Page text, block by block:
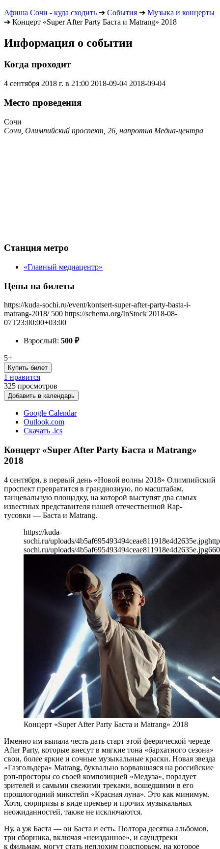
Афиша Сочи - куда сходить ➔ События ➔ Музыка и концерты
➔ Концерт «Super After Party Баста и Matrang» 2018
Информация о событии
Когда проходит
4 сентября 2018 г. в 21:00 2018-09-04 2018-09-04
Место проведения
Сочи
Сочи, Олимпийский проспект, 26, напротив Медиа-центра
Станция метро
«Главный медиацентр»
Цены на билеты
https://kuda-sochi.ru/event/kontsert-super-after-party-basta-i-
matrang-2018/ 500 https://schema.org/InStock 2018-08-
07T23:00:00+03:00
Взрослый: 500 ₽
5+
Купить билет
1 нравится
325 просмотров
Добавить в календарь
Google Calendar
Outlook.com
Скачать .ics
Концерт «Super After Party Баста и Matrang»
2018
4 сентября, в первый день «Новой волны 2018» Олимпийский
проспект превратится в грандиозную, по масштабам,
танцевальную площадку, на которой выступят два самых
известных представителя нашей отечественной Rap-
тусовки — Баста и Matrang.
https://kuda-
sochi.ru/uploads/4b5af695493494ceae811918e4d2635e.jpg
sochi.ru/uploads/4b5af695493494ceae811918e4d2635e.jpg660
Концерт «Super After Party Баста и Matrang» 2018
Именно им выпала честь дать старт этой феерической череде
After Party, которые внесут в мягкие тона «бархатного сезона»
свои, более яркие и сочные музыкальные краски. Новая звезда
«Газгольдера» Matrang, буквально ворвавшаяся на российские
рэп-просторы со своей композицией «Медуза», порадует
зрителей и самыми свежими треками, вошедшими в его
прошлогодний микстейп «Красная луна». Это как минимум.
Хотя, сюрпризы в виде премьер и прочих музыкальных
неожиданностей, также не исключаются.
Ну, а уж Баста — он Баста и есть. Полтора десятка альбомов,
три сборника, включая «неизданное», и саундтреки
к фильмам, могут стать неплохим подспорьем, на которое